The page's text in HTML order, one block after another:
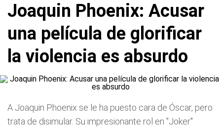
Joaquin Phoenix: Acusar
una película de glorificar
la violencia es absurdo
A Joaquin Phoenix se le ha puesto cara de Óscar, pero
trata de disimular. Su impresionante rol en "Joker"